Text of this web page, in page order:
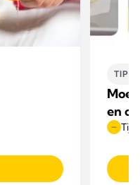
TIPS
en
Tijd